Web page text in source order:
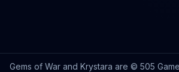
Gems of War and Krystara are © 505